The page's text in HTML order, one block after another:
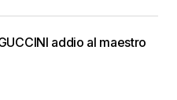
addio al maestro